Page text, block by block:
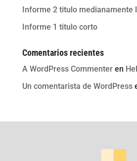
Informe 2 titulo medianamente
Informe 1 titulo corto
Comentarios recientes
A WordPress Commenteren
Un comentarista de WordPress